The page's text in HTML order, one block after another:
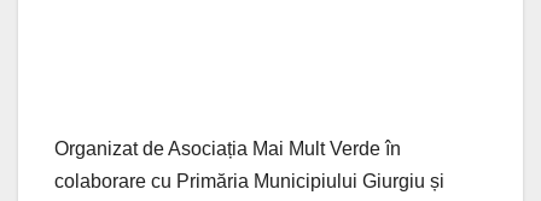
Organizat de Asociația Mai Mult Verde în
colaborare cu Primăria Municipiului Giurgiu și